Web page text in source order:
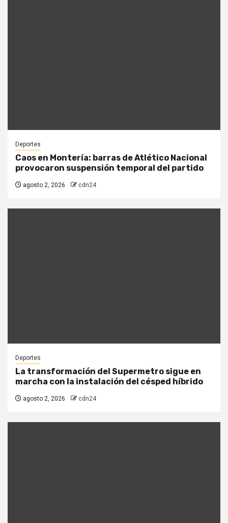
Deportes
Caos en Montería: barras de Atlético Nacional
provocaron suspensión temporal del partido
agosto 2, 2026 cdn24
Deportes
La transformación del Supermetro sigue en
marcha con la instalación del césped híbrido
agosto 2, 2026 cdn24